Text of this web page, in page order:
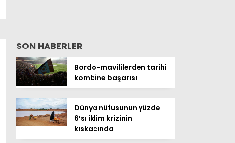
SON HABERLER
Bordo-mavililerden tarihi
kombine başarısı
Dünya nüfusunun yüzde
6’sı iklim krizinin
kıskacında